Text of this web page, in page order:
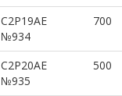
C2P19AE
№934
700
C2P20AE
№935
500